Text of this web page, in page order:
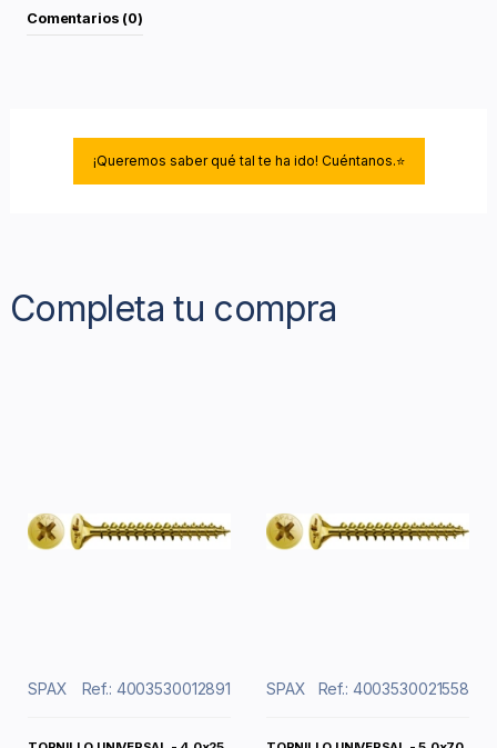
Comentarios (0)
¡Queremos saber qué tal te ha ido! Cuéntanos.⭐
Completa tu compra
SPAX Ref.: 4003530012891 SPAX Ref.: 4003530021558